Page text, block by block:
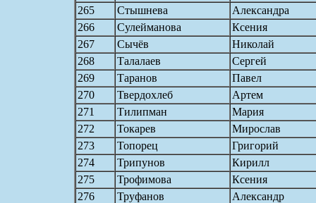
265
Стышнева
Александра
266
Сулейманова
Ксения
267
Сычёв
Николай
268
Талалаев
Сергей
269
Таранов
Павел
270
Твердохлеб
Артем
271
Тилипман
Мария
272
Токарев
Мирослав
273
Топорец
Григорий
274
Трипунов
Кирилл
275
Трофимова
Ксения
276
Труфанов
Александр